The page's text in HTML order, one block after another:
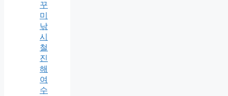
꾸
미
낚
시
철
진
해
여
수